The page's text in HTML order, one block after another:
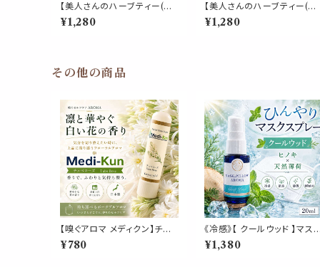
【美人さんのハーブティー(テ
ィーパック)】《美肌 ブレンド》6
包入 ティーバッグ ローズヒッ
ティー お茶 携帯 パウチ 習慣
デイリー
¥1,280
【美人さんのハーブティー(テ
ィーパック)】《女性バランス ブ
レンド》6包入 ティーバッグ レ
¥1,280
その他の商品
【嗅ぐアロマ メディクン】チュ
ベローズ｜本物の花 香り 甘
く華やかな 女性 ポータブル ノ
¥780
《冷感》【 クールウッド 】マス
& ピロー アロマ 20ml｜ヒノ
キ ヒバ 天然薄荷 夏 ひんやり
¥1,380